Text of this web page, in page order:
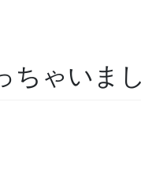
ちゃいま